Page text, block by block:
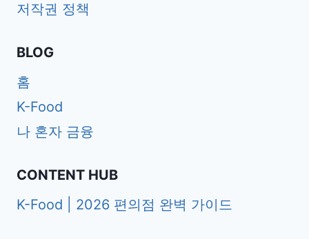
저작권 정책
BLOG
홈
K-Food
나 혼자 금융
CONTENT HUB
K-Food | 2026 편의점 완벽 가이드